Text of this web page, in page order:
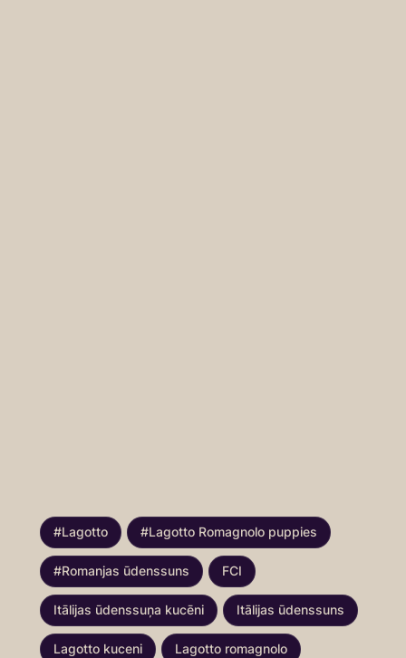
#Lagotto #Lagotto Romagnolo puppies
#Romanjas ūdenssuns FCI
Itālijas ūdenssuņa kucēni Itālijas ūdenssuns
Lagotto kuceni Lagotto romagnolo